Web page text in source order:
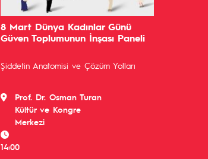
8 Mart Dünya Kadınlar Günü
Güven Toplumunun İnşası Paneli
Şiddetin Anatomisi ve Çözüm Yolları
Prof. Dr. Osman Turan
Kültür ve Kongre
Merkezi
14:00